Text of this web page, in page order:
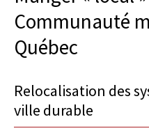
Communauté
Québec
Relocalisation des
ville durable